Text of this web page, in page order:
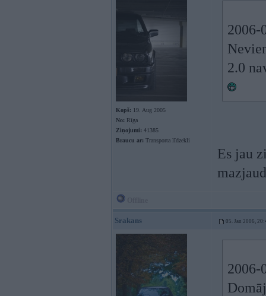
Kopš: 19. Aug 2005
No: Rīga
Ziņojumi: 41385
Braucu ar: Transporta līdzekli
2006-
2.0
Es jau
Srakans 05. Jan 2006,
2006-